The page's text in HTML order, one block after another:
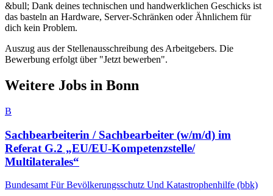
&bull; Dank deines technischen und handwerklichen Geschicks ist
das basteln an Hardware, Server-Schränken oder Ähnlichem für
dich kein Problem.
Auszug aus der Stellenausschreibung des Arbeitgebers. Die
Bewerbung erfolgt über "Jetzt bewerben".
Weitere Jobs in Bonn
B
Sachbearbeiterin / Sachbearbeiter (w/m/d) im
Referat G.2 „EU/​EU-Kompetenzstelle/​
Multilaterales“
Bundesamt Für Bevölkerungsschutz Und Katastrophenhilfe (bbk)